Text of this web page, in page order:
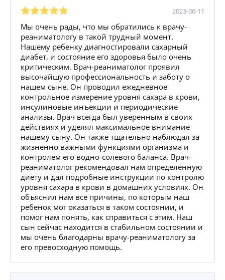
2023-06-11
Мы очень рады, что мы обратились к врачу-
реаниматологу в такой трудный момент.
Нашему ребенку диагностировали сахарный
диабет, и состояние его здоровья было очень
критическим. Врач-реаниматолог проявил
высочайшую профессиональность и заботу о
нашем сыне. Он проводил ежедневное
контрольное измерение уровня сахара в крови,
инсулиновые инъекции и периодические
анализы. Врач всегда был уверенным в своих
действиях и уделял максимальное внимание
нашему сыну. Он также тщательно наблюдал за
жизненно важными функциями организма и
контролем его водно-солевого баланса. Врач-
реаниматолог рекомендовал нам определенную
диету и дал подробные инструкции по контролю
уровня сахара в крови в домашних условиях. Он
объяснил нам все причины, по которым наш
ребенок мог оказаться в таком состоянии, и
помог нам понять, как справиться с этим. Наш
сын сейчас находится в стабильном состоянии и
мы очень благодарны врачу-реаниматологу за
его превосходную помощь.